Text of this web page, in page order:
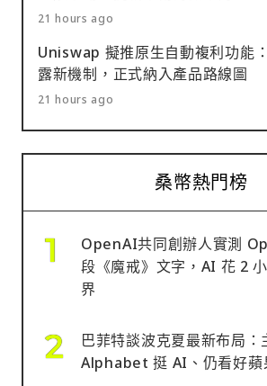
21 hours ago
Uniswap 擬推原生自動複利功能
露新機制，正式納入產品路線圖
21 hours ago
桑幣熱門榜
OpenAI共同創辦人實測
段《魔戒》文字，AI 花 2
界
巴菲特談波克夏最新布局：
Alphabet 挺 AI、仍看好蘋